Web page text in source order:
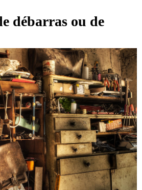
débarras ou de